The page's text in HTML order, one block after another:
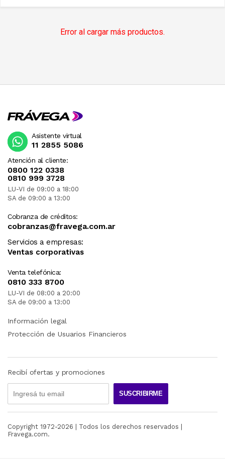
Error al cargar más productos.
Atención al cliente:
0800 122 0338
0810 999 3728
LU-VI de 09:00 a 18:00
SA de 09:00 a 13:00
Cobranza de créditos:
cobranzas@fravega.com.ar
Servicios a empresas:
Ventas corporativas
Venta telefónica:
0810 333 8700
LU-VI de 08:00 a 20:00
SA de 09:00 a 13:00
Asistente virtual
11 2855 5086
Información legal
Protección de Usuarios Financieros
Recibí ofertas y promociones
SUSCRIBIRME
Copyright 1972-2026 | Todos los derechos reservados |
Fravega.com.